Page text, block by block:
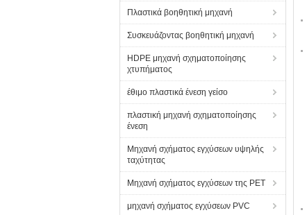
Πλαστικά βοηθητική μηχανή
Συσκευάζοντας βοηθητική μηχανή
HDPE μηχανή σχηματοποίησης
χτυπήματος
έθιμο πλαστικά ένεση γείσο
πλαστική μηχανή σχηματοποίησης
ένεση
Μηχανή σχήματος εγχύσεων υψηλής
ταχύτητας
Μηχανή σχήματος εγχύσεων της PET
μηχανή σχήματος εγχύσεων PVC